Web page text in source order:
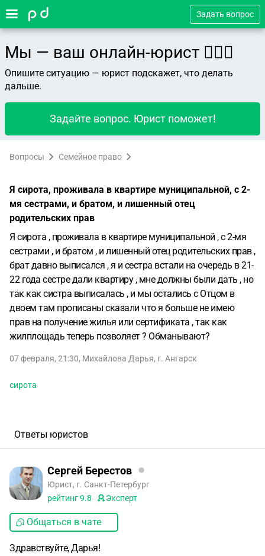
Задать вопрос
Мы — ваш онлайн-юрист 👨🏻‍⚖️
Опишите ситуацию — юрист подскажет, что делать
дальше.
Задайте вопрос. Юрист поможет!
Вопросы Семейное право
Я сирота, проживала в квартире муниципальной, с 2-
мя сестрами, и братом, и лишенный отец
родительских прав
Я сирота , проживала в квартире муниципальной , с 2-мя
сестрами , и братом , и лишенный отец родительских прав ,
брат давно выписался , я и сестра встали на очередь в 21-
22 года сестре дали квартиру , мне должны были дать , но
так как систра выписалась , и мы остались с Отцом в
двоем там прописаны сказали что я больше не имею
прав на получение жилья или сертификата , так как
жилплощадь теперь позволяет ? Обманывают?
07 февраля, 21:30, Михайлова Дарья, г. Ангарск
сирота
Ответы юристов
Сергей Берестов
Юрист, г. Санкт-Петербург
рейтинг9.8 Эксперт
Общаться в чате
Здравствуйте, Дарья!